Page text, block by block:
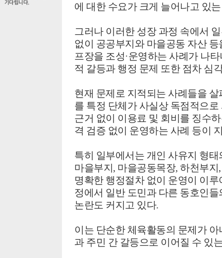
에 대한 수요가 크게 늘어나고 있
그러나 이러한 성장 과정 속에서
없이 공공부지와 마을공동 자산
프장을 조성·운영하는 사례가 나
적 갈등과 행정 문제 또한 점차 심
현재 문제로 지적되는 사례들을
를 특정 단체가 사실상 독점적으
근거 없이 이용료 및 회비를 징수
격 검증 없이 운영하는 사례 등이
특히 일부에서는 개인 사유지 형
마을부지, 마을공동목장, 하천부
명확한 행정절차 없이 운영이 이
정에서 일반 도민과 다른 동호인
논란도 커지고 있다.
이는 단순한 체육활동의 문제가
과 주민 간 갈등으로 이어질 수 있